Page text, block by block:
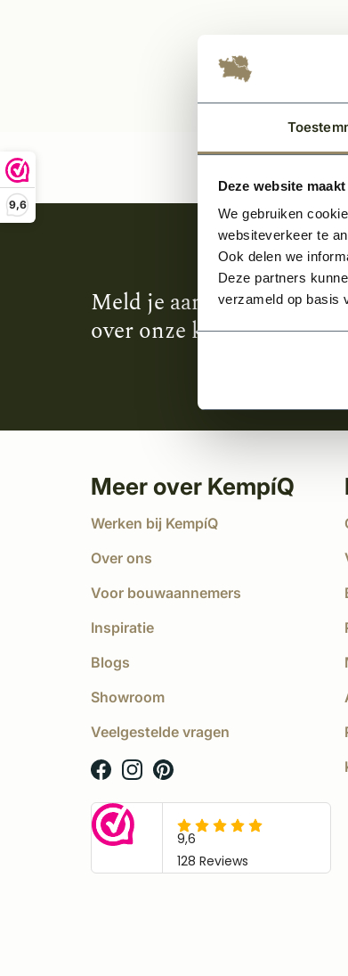
Deze website
We gebruiken
websiteverkeer te
Ook delen we
Deze partners
verzameld op basis
9,6
Meld je aan en ontvang
over onze kempische
Meer over KempíQ
Werken bij KempíQ
Over ons
Voor bouwaannemers
Inspiratie
Blogs
Showroom
Veelgestelde vragen